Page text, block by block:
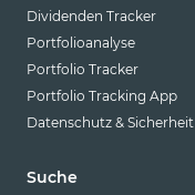
Valour
Vanguard
Virtune
WisdomTree
Dividenden Tracker
Portfolioanalyse
Portfolio Tracker
Portfolio Tracking App
Datenschutz & Sicherheit
Suche